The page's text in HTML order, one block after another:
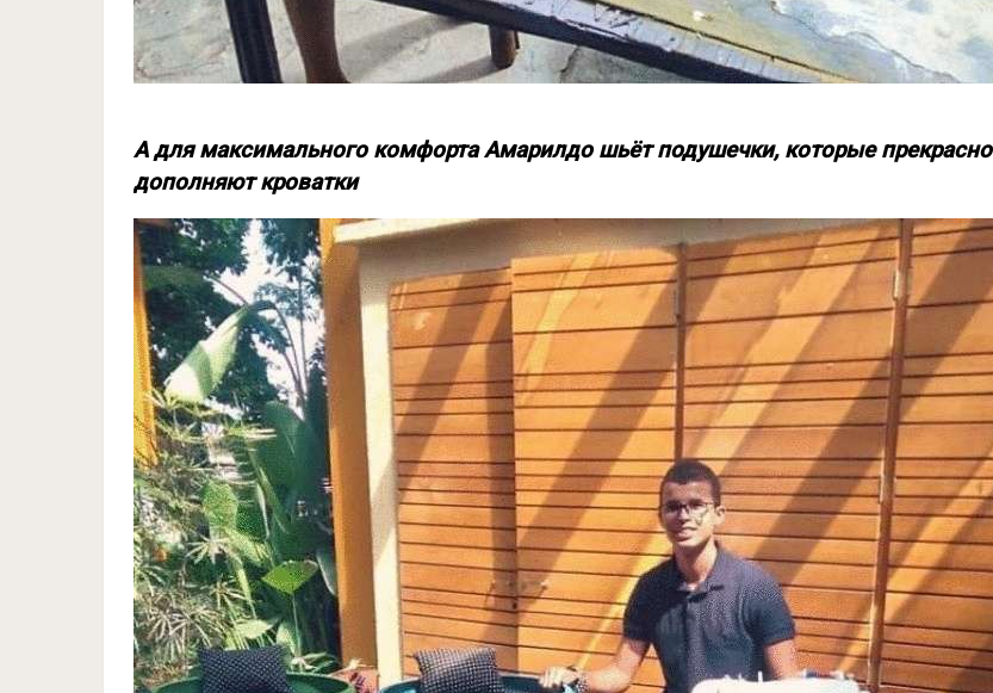
А для максимального комфорта Амарилдо шьёт подушечки, которые прекрасно
дополняют кроватки